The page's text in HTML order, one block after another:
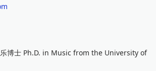
博士 Ph.D. in Music from the University of